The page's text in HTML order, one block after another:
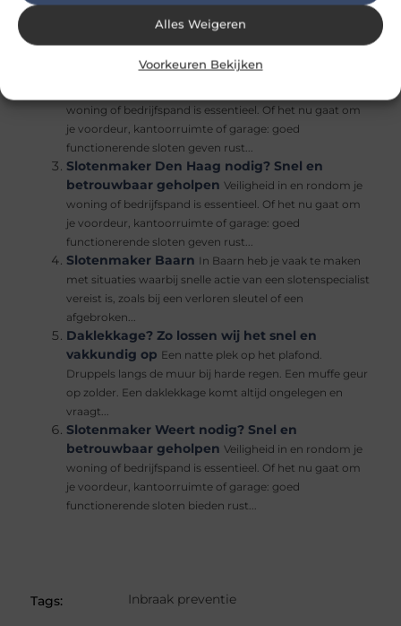
Alles Weigeren
Voorkeuren Bekijken
werkend slot is essentieel voor de veiligheid van je
woning, kantoor of bedrijfspand. Toch kan het gebeuren
Slotenmaker Ede nodig? Snel en
woning of bedrijfspand is essentieel. Of het nu gaat om
je voordeur, kantoorruimte of garage: goed
functionerende sloten geven rust...
Slotenmaker Den Haag nodig? Snel en
betrouwbaar geholpen Veiligheid in en rondom je
woning of bedrijfspand is essentieel. Of het nu gaat om
je voordeur, kantoorruimte of garage: goed
functionerende sloten geven rust...
Slotenmaker Baarn
In Baarn heb je vaak te maken
met situaties waarbij snelle actie van een slotenspecialist
vereist is, zoals bij een verloren sleutel of een
afgebroken...
Daklekkage? Zo lossen wij het snel en
vakkundig op Een natte plek op het plafond.
Druppels langs de muur bij harde regen. Een muffe geur
op zolder. Een daklekkage komt altijd ongelegen en
vraagt...
Slotenmaker Weert nodig? Snel en
betrouwbaar geholpen Veiligheid in en rondom je
woning of bedrijfspand is essentieel. Of het nu gaat om
je voordeur, kantoorruimte of garage: goed
functionerende sloten bieden rust...
Tags: Inbraak preventie